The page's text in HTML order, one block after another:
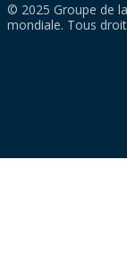
© 2025 Groupe de
mondiale. Tous